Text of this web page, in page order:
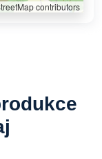
contributors